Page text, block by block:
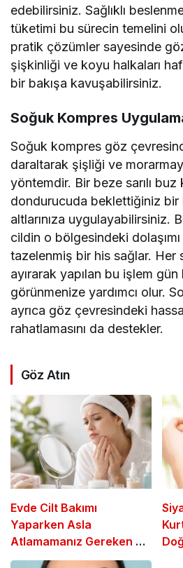
edebilirsiniz. Sağlıklı
tüketimi bu sürecin temelini
pratik çözümler sayesinde
şişkinliği ve koyu halkaları
bir bakışa kavuşabilirsiniz.
Soğuk Kompres
Soğuk kompres göz
daraltarak şişliği ve
yöntemdir. Bir beze sarılı
dondurucuda beklettiğiniz bir
altlarınıza uygulayabilirsiniz.
cildin o bölgesindeki dolaşımı
tazelenmiş bir his sağlar. Her
ayırarak yapılan bu işlem
görünmenize yardımcı olur.
ayrıca göz çevresindeki
rahatlamasını da destekler.
Göz Atın
Evde Cilt Bakımı
Yaparken Asla
Atlamamanız Gereken 7
Temel Adım